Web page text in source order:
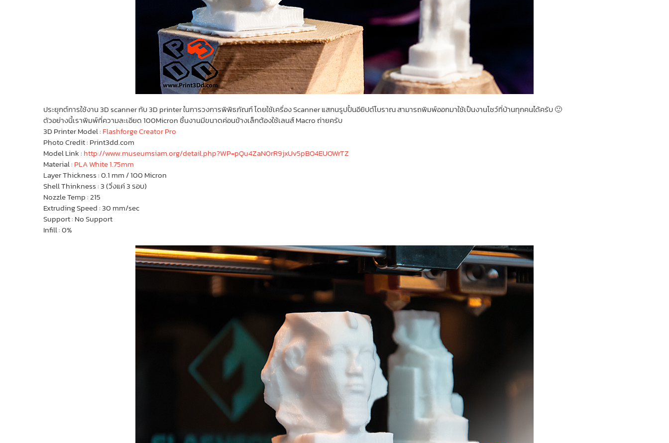
ประยุกต์การใช้งาน 3D scanner กับ 3D printer ในการวงการพิพิธภัณฑ์ โดยใช้เครื่อง Scanner แสกนรูปปั้นอียิปต์โบราณ สามารถพิมพ์ออกมาใช้เป็นงานโชว์ที่บ้านทุกคนได้ครับ 🙂
ตัวอย่างนี้เราพิมพ์ที่ความละเอียด 100Micron ชิ้นงานมีขนาดค่อนข้างเล็กต้องใช้เลนส์ Macro ถ่ายครับ
3D Printer Model : Flashforge Creator Pro
Photo Credit : Print3dd.com
Model Link : http://www.museumsiam.org/detail.php?WP=pQu4ZaN0rR9jxUv5pBO4EUOWrTZ
Material : PLA White 1.75mm
Layer Thickness : 0.1 mm / 100 Micron
Shell Thinkness : 3 (วิ่งแค่ 3 รอบ)
Nozzle Temp : 215
Extruding Speed : 30 mm/sec
Support : No Support
Infill : 0%